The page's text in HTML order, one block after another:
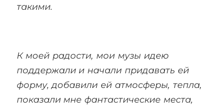
такими.
К моей радости, мои музы идею
поддержали и начали придавать ей
форму, добавили ей атмосферы, тепла,
показали мне фантастические места,